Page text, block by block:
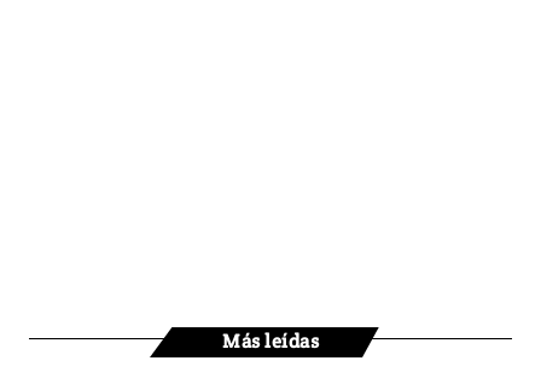
Más leídas